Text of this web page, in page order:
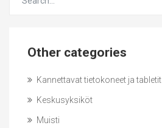
Other categories
Kannettavat tietokoneet ja tabletit
Keskusyksiköt
Muisti